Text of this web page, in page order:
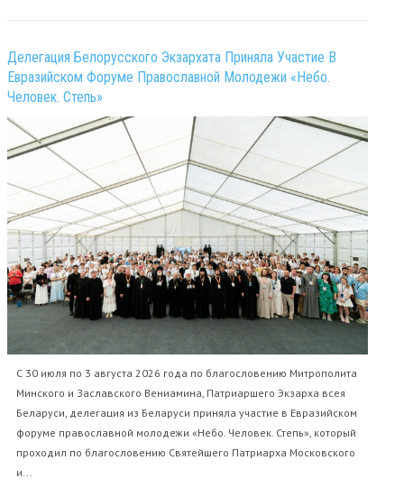
Делегация Белорусского Экзархата Приняла Участие В
Евразийском Форуме Православной Молодежи «Небо.
Человек. Степь»
С 30 июля по 3 августа 2026 года по благословению Митрополита
Минского и Заславского Вениамина, Патриаршего Экзарха всея
Беларуси, делегация из Беларуси приняла участие в Евразийском
форуме православной молодежи «Небо. Человек. Степь», который
проходил по благословению Святейшего Патриарха Московского
и...